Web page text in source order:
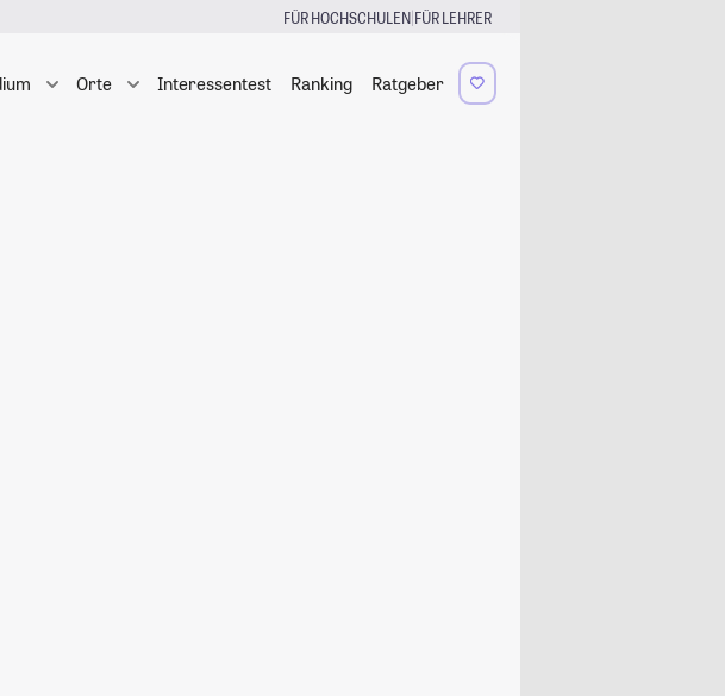
FÜR HOCHSCHULEN|FÜR LEHRER
Orte Interessentest Ranking Ratgeber